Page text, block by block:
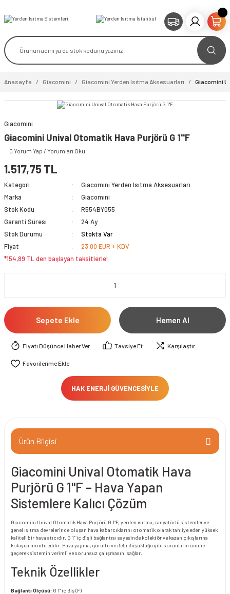
Anasayfa Giacomini Giacomini Yerden Isıtma Aksesuarları Giacomini
Giacomini
Giacomini Unival Otomatik Hava Purjörü G 1''F
0 Yorum Yap / Yorumları Oku
1.517,75 TL
Kategori
Giacomini Yerden Isıtma Aksesuarları
Marka
Giacomini
Stok Kodu
R554BY055
Garanti Süresi
24 Ay
Stok Durumu
Stokta Var
Fiyat
23,00 EUR + KDV
*154,89 TL den başlayan taksitlerle!
Sepete Ekle Hemen Al
Fiyatı Düşünce Haber Ver Tavsiye Et Karşılaştır
HAK ENERJİ GÜVENCESİYLE
Ürün Bilgisi
Giacomini Unival Otomatik Hava
Purjörü G 1"F – Hava Yapan
Sistemlere Kalıcı Çözüm
Giacomini Unival Otomatik Hava Purjörü G 1"F, yerden ısıtma, radyatörlü sistemler ve
genel ısıtma devrelerinde oluşan hava kabarcıklarını otomatik olarak tahliye eden yüksek
kaliteli bir hava atıcıdır. G 1” iç dişli bağlantısı sayesinde kolektör ve kazan çıkışlarına
kolayca monte edilir. Hava yapma, gürültü ve debi düşüklüğü gibi sorunların önüne
geçerek sistemin verimli ve sorunsuz çalışmasını sağlar.
Teknik Özellikler
Bağlantı Ölçüsü: G 1" iç diş (F)